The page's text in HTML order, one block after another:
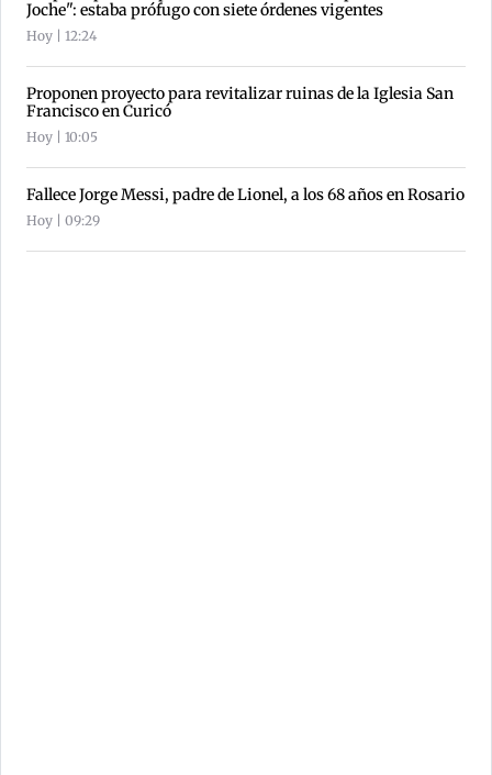
Joche": estaba prófugo con siete órdenes vigentes
Hoy | 12:24
Proponen proyecto para revitalizar ruinas de la Iglesia San
Francisco en Curicó
Hoy | 10:05
Fallece Jorge Messi, padre de Lionel, a los 68 años en Rosario
Hoy | 09:29